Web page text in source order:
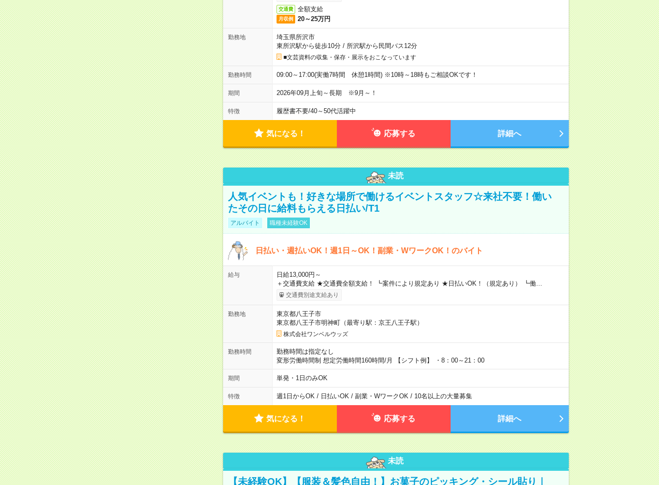
交通費 全額支給
月収例 20～25万円
勤務地
埼玉県所沢市
東所沢駅から徒歩10分/ 所沢駅から民間バス12分
■文芸資料の収集・保存・展示をおこなっています
勤務時間 09:00～17:00(実働7時間 休憩1時間) ※10時～18時もご相談OKです！
期間 2026年09月上旬～長期 ※9月～！
特徴 履歴書不要/40～50代活躍中
気になる！ 応募する 詳細へ
未読
人気イベントも！好きな場所で働けるイベントスタッフ☆来社不要！働い
たその日に給料もらえる日払い/T1
アルバイト 職種未経験OK
日払い・週払いOK！週1日～OK！副業・WワークOK！のバイト
給与
日給13,000円～
＋交通費支給 ★交通費全額支給！ ┗案件により規定あり ★日払いOK！（規定あり） ┗働…
交通費別途支給あり
勤務地
東京都八王子市
東京都八王子市明神町（最寄り駅：京王八王子駅）
株式会社ワンベルウッズ
勤務時間
勤務時間は指定なし
変形労働時間制 想定労働時間160時間/月 【シフト例】 ・8：00～21：00
期間 単発・1日のみOK
特徴 週1日からOK / 日払いOK / 副業・WワークOK / 10名以上の大量募集
気になる！ 応募する 詳細へ
未読
【未経験OK】【服装＆髪色自由！】お菓子のピッキング・シール貼り｜